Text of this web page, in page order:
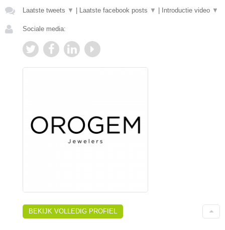
Laatste tweets ▼ Laatste facebook posts ▼ Introductie video ▼
Sociale media:
BEKIJK VOLLEDIG PROFIEL